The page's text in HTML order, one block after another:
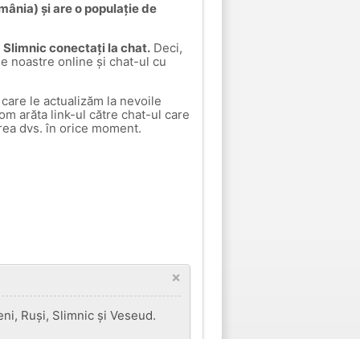
și are o populație de
conectați la chat.Deci,
noastre online și chat-ul cu
le actualizăm la nevoile
arăta link-ul către chat-ul care
dvs. în orice moment.
×
Ruși, Slimnic și Veseud.